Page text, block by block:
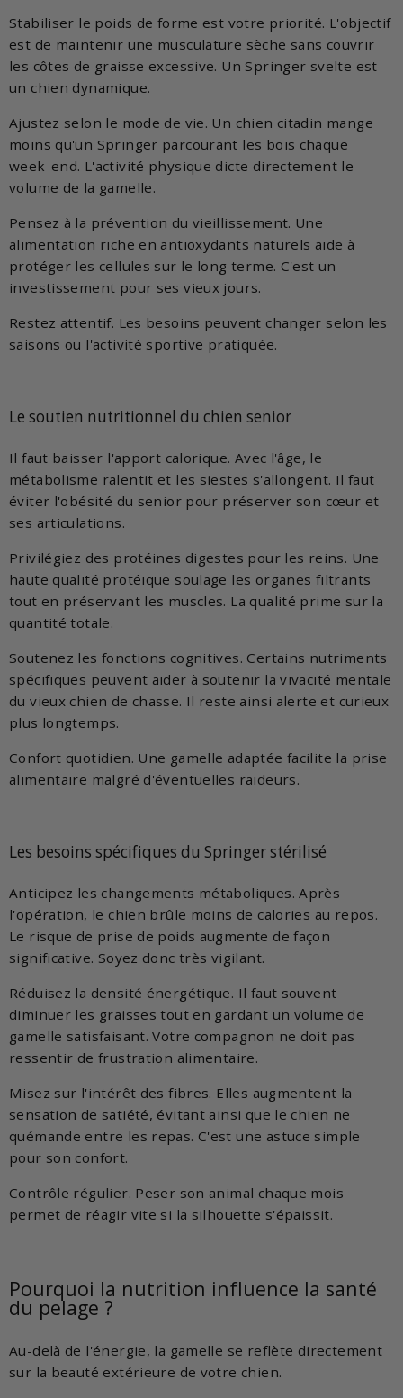
Stabiliser le poids de forme est votre priorité. L'objectif
est de maintenir une musculature sèche sans couvrir
les côtes de graisse excessive. Un Springer svelte est
un chien dynamique.
Ajustez selon le mode de vie. Un chien citadin mange
moins qu'un Springer parcourant les bois chaque
week-end. L'activité physique dicte directement le
volume de la gamelle.
Pensez à la prévention du vieillissement. Une
alimentation riche en antioxydants naturels aide à
protéger les cellules sur le long terme. C'est un
investissement pour ses vieux jours.
Restez attentif. Les besoins peuvent changer selon les
saisons ou l'activité sportive pratiquée.
Le soutien nutritionnel du chien senior
Il faut baisser l'apport calorique. Avec l'âge, le
métabolisme ralentit et les siestes s'allongent. Il faut
éviter l'obésité du senior pour préserver son cœur et
ses articulations.
Privilégiez des protéines digestes pour les reins. Une
haute qualité protéique soulage les organes filtrants
tout en préservant les muscles. La qualité prime sur la
quantité totale.
Soutenez les fonctions cognitives. Certains nutriments
spécifiques peuvent aider à soutenir la vivacité mentale
du vieux chien de chasse. Il reste ainsi alerte et curieux
plus longtemps.
Confort quotidien. Une gamelle adaptée facilite la prise
alimentaire malgré d'éventuelles raideurs.
Les besoins spécifiques du Springer stérilisé
Anticipez les changements métaboliques. Après
l'opération, le chien brûle moins de calories au repos.
Le risque de prise de poids augmente de façon
significative. Soyez donc très vigilant.
Réduisez la densité énergétique. Il faut souvent
diminuer les graisses tout en gardant un volume de
gamelle satisfaisant. Votre compagnon ne doit pas
ressentir de frustration alimentaire.
Misez sur l'intérêt des fibres. Elles augmentent la
sensation de satiété, évitant ainsi que le chien ne
quémande entre les repas. C'est une astuce simple
pour son confort.
Contrôle régulier. Peser son animal chaque mois
permet de réagir vite si la silhouette s'épaissit.
Pourquoi la nutrition influence la santé
du pelage ?
Au-delà de l'énergie, la gamelle se reflète directement
sur la beauté extérieure de votre chien.